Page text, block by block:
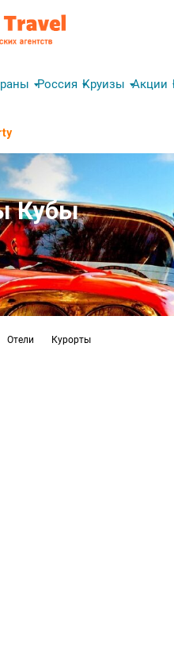
Россия Круизы Акции
Кубы
Курорты
Отели